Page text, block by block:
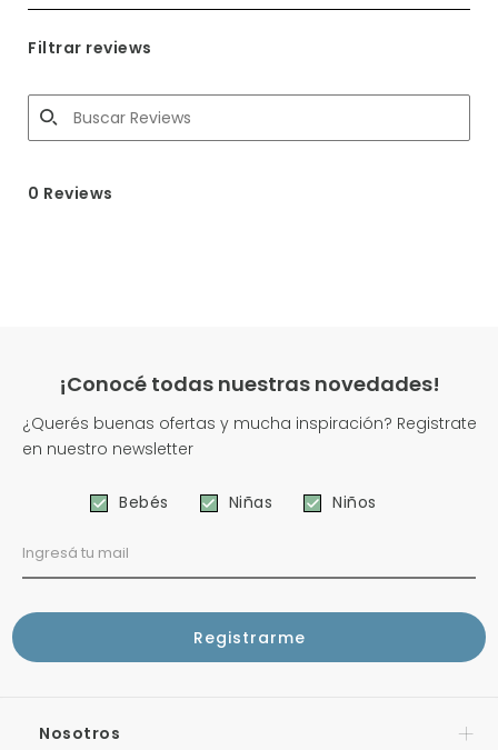
Filtrar reviews
0 Reviews
¡Conocé todas nuestras novedades!
¿Querés buenas ofertas y mucha inspiración? Registrate
en nuestro newsletter
Bebés Niñas Niños
Nosotros